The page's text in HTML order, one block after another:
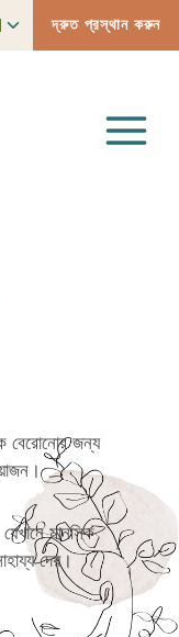
Toggle
child
দ্রুত প্রস্থান করুন
বেরোনোর জন্য
মানসিক
দেয়।